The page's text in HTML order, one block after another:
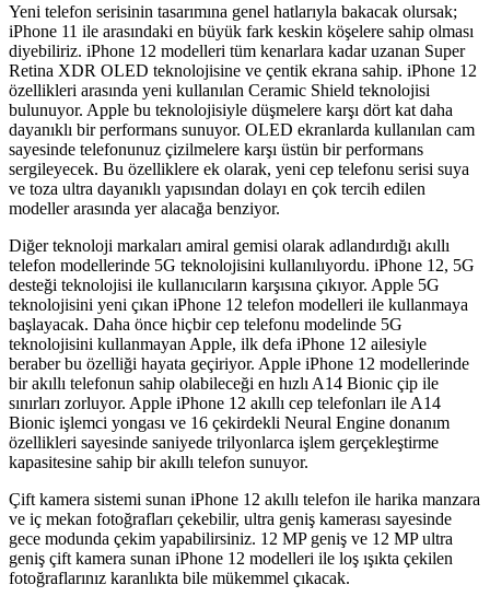
Yeni telefon serisinin tasarımına genel hatlarıyla bakacak olursak;
iPhone 11 ile arasındaki en büyük fark keskin köşelere sahip olması
diyebiliriz. iPhone 12 modelleri tüm kenarlara kadar uzanan Super
Retina XDR OLED teknolojisine ve çentik ekrana sahip. iPhone 12
özellikleri arasında yeni kullanılan Ceramic Shield teknolojisi
bulunuyor. Apple bu teknolojisiyle düşmelere karşı dört kat daha
dayanıklı bir performans sunuyor. OLED ekranlarda kullanılan cam
sayesinde telefonunuz çizilmelere karşı üstün bir performans
sergileyecek. Bu özelliklere ek olarak, yeni cep telefonu serisi suya
ve toza ultra dayanıklı yapısından dolayı en çok tercih edilen
modeller arasında yer alacağa benziyor.
Diğer teknoloji markaları amiral gemisi olarak adlandırdığı akıllı
telefon modellerinde 5G teknolojisini kullanılıyordu. iPhone 12, 5G
desteği teknolojisi ile kullanıcıların karşısına çıkıyor. Apple 5G
teknolojisini yeni çıkan iPhone 12 telefon modelleri ile kullanmaya
başlayacak. Daha önce hiçbir cep telefonu modelinde 5G
teknolojisini kullanmayan Apple, ilk defa iPhone 12 ailesiyle
beraber bu özelliği hayata geçiriyor. Apple iPhone 12 modellerinde
bir akıllı telefonun sahip olabileceği en hızlı A14 Bionic çip ile
sınırları zorluyor. Apple iPhone 12 akıllı cep telefonları ile A14
Bionic işlemci yongası ve 16 çekirdekli Neural Engine donanım
özellikleri sayesinde saniyede trilyonlarca işlem gerçekleştirme
kapasitesine sahip bir akıllı telefon sunuyor.
Çift kamera sistemi sunan iPhone 12 akıllı telefon ile harika manzara
ve iç mekan fotoğrafları çekebilir, ultra geniş kamerası sayesinde
gece modunda çekim yapabilirsiniz. 12 MP geniş ve 12 MP ultra
geniş çift kamera sunan iPhone 12 modelleri ile loş ışıkta çekilen
fotoğraflarınız karanlıkta bile mükemmel çıkacak.